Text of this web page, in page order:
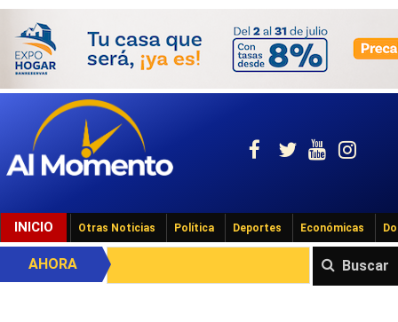
INICIO Otras Noticias Política Deportes Económicas
Buscar
AHORA